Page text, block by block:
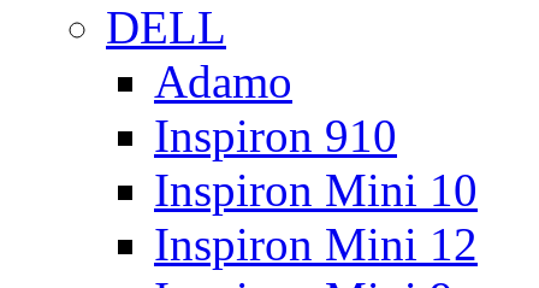
DELL
Adamo
Inspiron 910
Inspiron Mini 10
Inspiron Mini 12